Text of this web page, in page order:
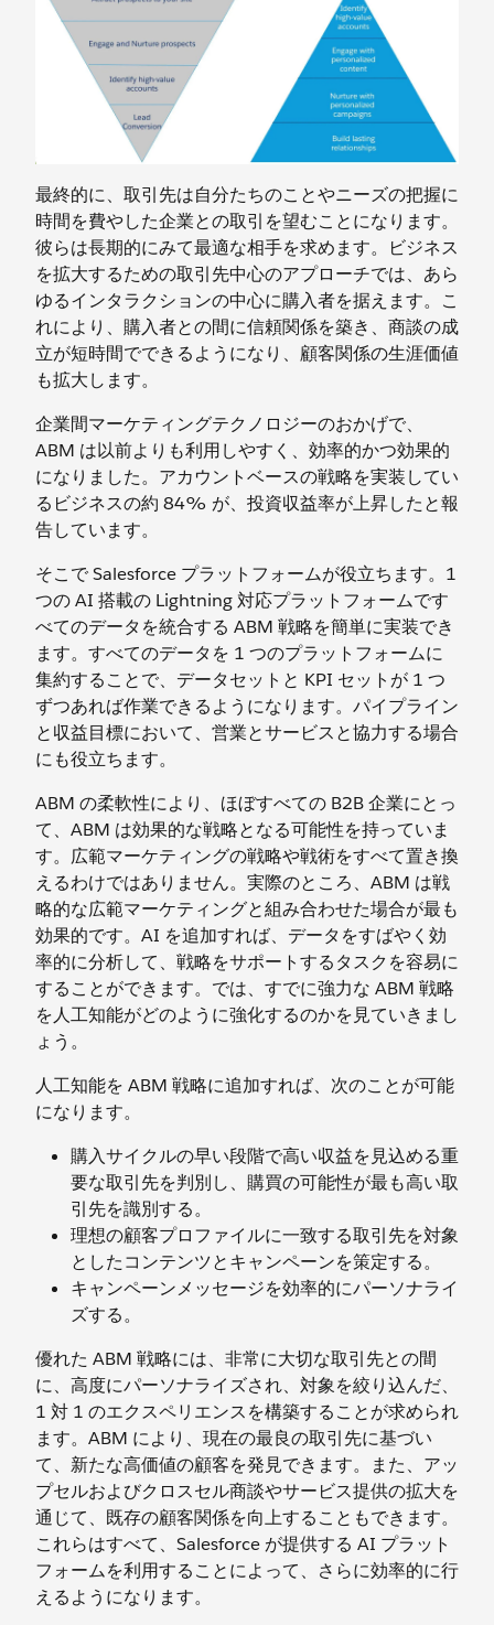
最終的に、取引先は自分たちのことやニーズの把握に
時間を費やした企業との取引を望むことになります。
彼らは長期的にみて最適な相手を求めます。ビジネス
を拡大するための取引先中心のアプローチでは、あら
ゆるインタラクションの中心に購入者を据えます。こ
れにより、購入者との間に信頼関係を築き、商談の成
立が短時間でできるようになり、顧客関係の生涯価値
も拡大します。
企業間マーケティングテクノロジーのおかげで、
ABM は以前よりも利用しやすく、効率的かつ効果的
になりました。アカウントベースの戦略を実装してい
るビジネスの約 84% が、投資収益率が上昇したと報
告しています。
そこで Salesforce プラットフォームが役立ちます。1
つの AI 搭載の Lightning 対応プラットフォームです
べてのデータを統合する ABM 戦略を簡単に実装でき
ます。すべてのデータを 1 つのプラットフォームに
集約することで、データセットと KPI セットが 1 つ
ずつあれば作業できるようになります。パイプライン
と収益目標において、営業とサービスと協力する場合
にも役立ちます。
ABM の柔軟性により、ほぼすべての B2B 企業にとっ
て、ABM は効果的な戦略となる可能性を持っていま
す。広範マーケティングの戦略や戦術をすべて置き換
えるわけではありません。実際のところ、ABM は戦
略的な広範マーケティングと組み合わせた場合が最も
効果的です。AI を追加すれば、データをすばやく効
率的に分析して、戦略をサポートするタスクを容易に
することができます。では、すでに強力な ABM 戦略
を人工知能がどのように強化するのかを見ていきまし
ょう。
人工知能を ABM 戦略に追加すれば、次のことが可能
になります。
購入サイクルの早い段階で高い収益を見込める重
要な取引先を判別し、購買の可能性が最も高い取
引先を識別する。
理想の顧客プロファイルに一致する取引先を対象
としたコンテンツとキャンペーンを策定する。
キャンペーンメッセージを効率的にパーソナライ
ズする。
優れた ABM 戦略には、非常に大切な取引先との間
に、高度にパーソナライズされ、対象を絞り込んだ、
1 対 1 のエクスペリエンスを構築することが求められ
ます。ABM により、現在の最良の取引先に基づい
て、新たな高価値の顧客を発見できます。また、アッ
プセルおよびクロスセル商談やサービス提供の拡大を
通じて、既存の顧客関係を向上することもできます。
これらはすべて、Salesforce が提供する AI プラット
フォームを利用することによって、さらに効率的に行
えるようになります。